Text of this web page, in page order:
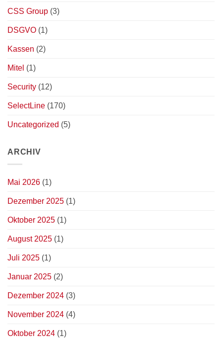
CSS Group (3)
DSGVO (1)
Kassen (2)
Mitel (1)
Security (12)
SelectLine (170)
Uncategorized (5)
ARCHIV
Mai 2026 (1)
Dezember 2025 (1)
Oktober 2025 (1)
August 2025 (1)
Juli 2025 (1)
Januar 2025 (2)
Dezember 2024 (3)
November 2024 (4)
Oktober 2024 (1)